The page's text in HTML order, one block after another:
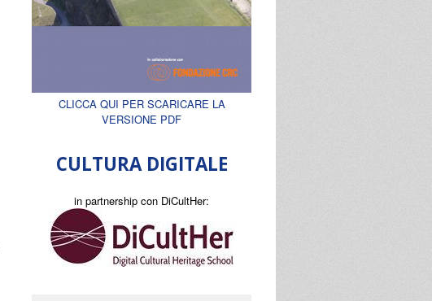
CLICCA QUI PER SCARICARE LA
VERSIONE PDF
CULTURA DIGITALE
in partnership con DiCultHer: